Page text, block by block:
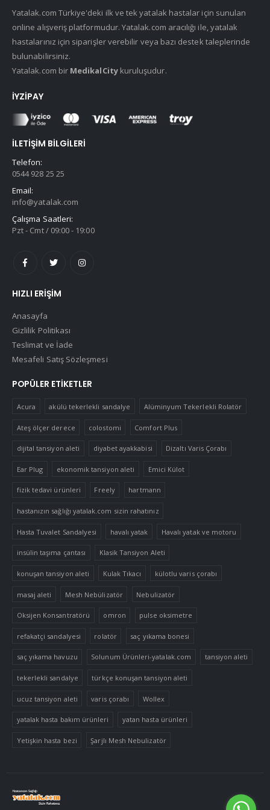
Yatalak.com Türkiye'deki ilk ve tek yatalak hastalar için sunulan
online alışveriş platformudur. Yatalak.com aracılığı ile, yatalak
hastalarınız için siparişler verebilir veya bazı destek taleplerinde
bulunabilirsiniz.
Yatalak.com bir MedikalCitykuruluşudur.
İYZIPAY
İLETIŞIM BILGILERI
Telefon:
0544 928 25 25
Email:
info@yatalak.com
Çalışma Saatleri:
Pzt - Cmt / 09:00 - 19:00
HIZLI ERIŞIM
Anasayfa
Gizlilik Politikası
Teslimat ve İade
Mesafeli Satış Sözleşmesi
POPÜLER ETIKETLER
Acura akülü tekerlekli sandalye Alüminyum Tekerlekli Rolatör
Ateş ölçer derece colostomi Comfort Plus
dijital tansiyon aleti diyabet ayakkabisi Dizaltı Varis Çorabı
Ear Plug ekonomik tansiyon aleti Emici Külot
fizik tedavi ürünleri Freely hartmann
hastanızın sağlığı yatalak.com sizin rahatınız
Hasta Tuvalet Sandalyesi havalı yatak Havalı yatak ve motoru
insülin taşıma çantası Klasik Tansiyon Aleti
konuşan tansiyon aleti Kulak Tıkacı külotlu varis çorabı
masaj aleti Mesh Nebülizatör Nebulizatör
Oksijen Konsantratörü omron pulse oksimetre
refakatçi sandalyesi rolatör saç yıkama bonesi
saç yıkama havuzu Solunum Ürünleri-yatalak.com tansiyon aleti
tekerlekli sandalye türkçe konuşan tansiyon aleti
ucuz tansiyon aleti varis çorabı Wollex
yatalak hasta bakım ürünleri yatan hasta ürünleri
Yetişkin hasta bezi Şarjlı Mesh Nebulizatör